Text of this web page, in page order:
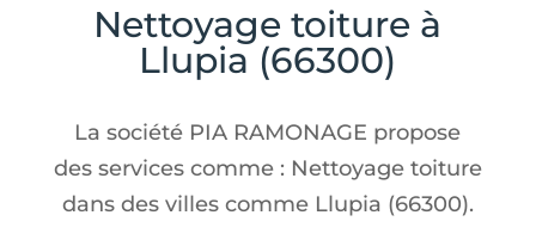
Nettoyage toiture à
Llupia (66300)
La société PIA RAMONAGE propose
des services comme : Nettoyage toiture
dans des villes comme Llupia (66300).